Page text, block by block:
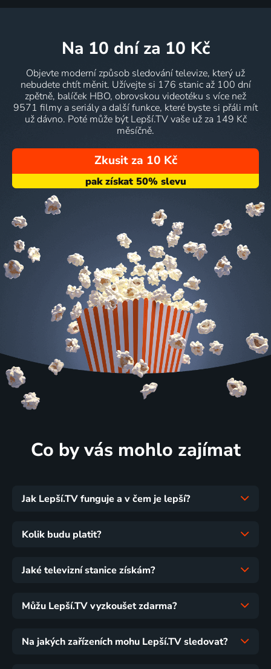
na 10 dní za 10 Kč
Objevte moderní způsob sledování televize, který už
nebudete chtít měnit. Užívejte si 176 stanic až 100 dní
zpětně, balíček HBO, obrovskou videotéku s více než
9571 filmy a seriály a další funkce, které byste si přáli mít
už dávno. Poté může být Lepší.TV vaše už za 149 Kč
měsíčně.
Zkusit za 10 Kč
Co by vás mohlo zajímat
Jak Lepší.TV funguje a v čem je lepší?
Kolik budu platit?
Jaké televizní stanice získám?
Můžu Lepší.TV vyzkoušet zdarma?
Na jakých zařízeních mohu Lepší.TV sledovat?